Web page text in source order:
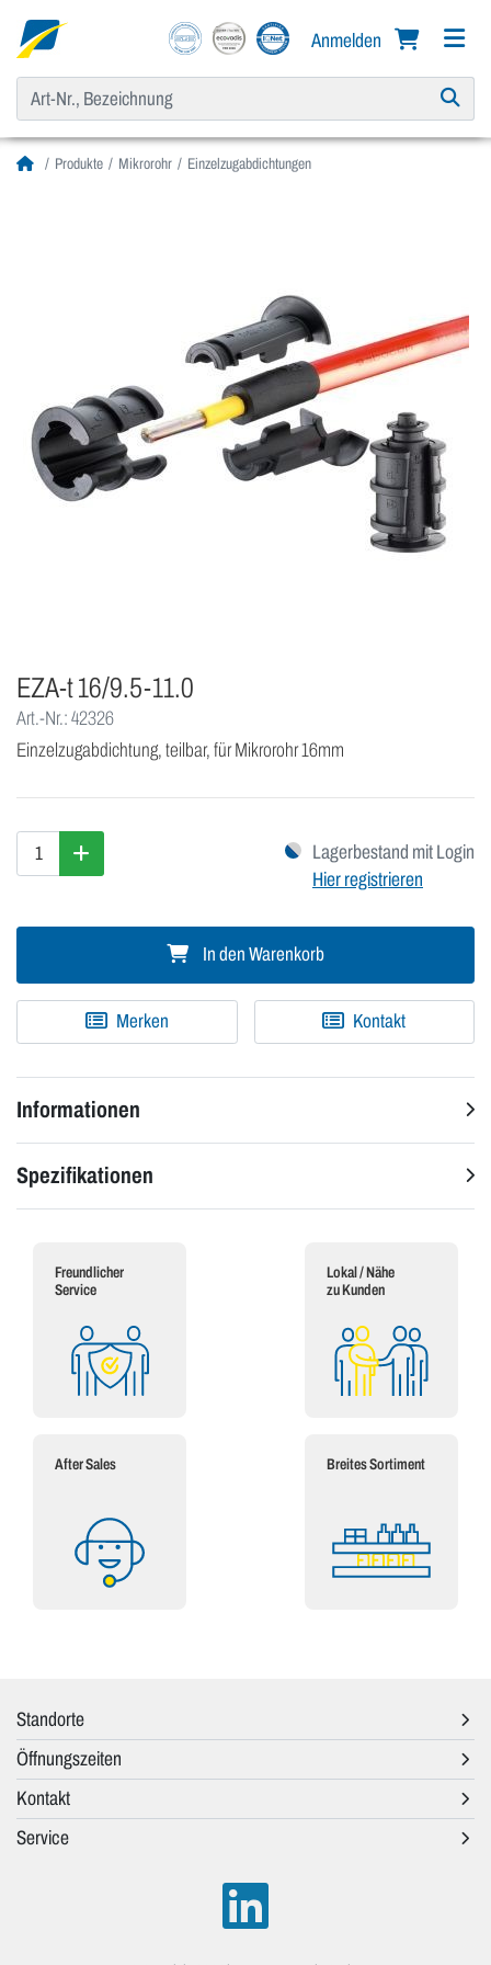
Anmelden
Produkte Mikrorohr Einzelzugabdichtungen
EZA-t 16/9.5-11.0
Art.-Nr.: 42326
Einzelzugabdichtung, teilbar, für Mikrorohr 16mm
Lagerbestand mit Login
Hier registrieren
In den Warenkorb
Merken Kontakt
Informationen
Spezifikationen
Freundlicher
Service
Lokal / Nähe
zu Kunden
After Sales Breites Sortiment
Standorte
Öffnungszeiten
Kontakt
Service